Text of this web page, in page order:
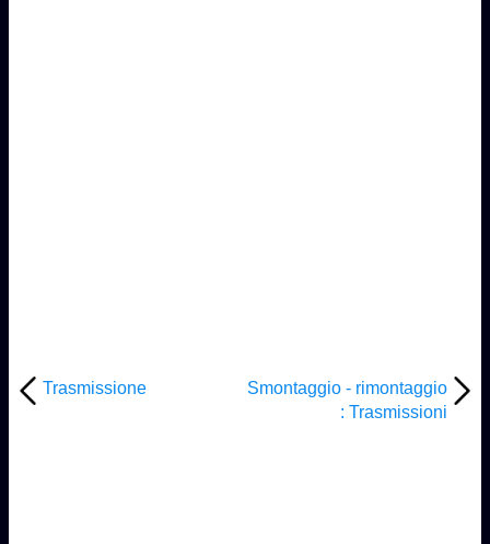
Trasmissione
Smontaggio - rimontaggio
: Trasmissioni